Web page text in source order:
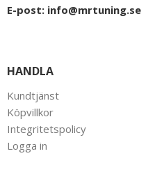
E-post: info@mrtuning.se
HANDLA
Kundtjänst
Köpvillkor
Integritetspolicy
Logga in